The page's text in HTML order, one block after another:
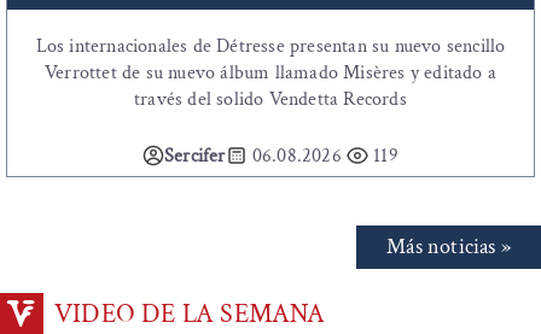
Los internacionales de Détresse presentan su nuevo sencillo
Verrottet de su nuevo álbum llamado Misères y editado a
través del solido Vendetta Records
Sercifer 06.08.2026 119
Más noticias »
VIDEO DE LA SEMANA